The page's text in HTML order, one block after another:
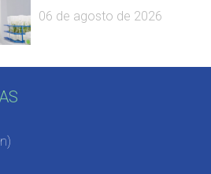
06 de agosto de 2026